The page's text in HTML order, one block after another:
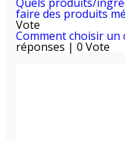
faire des produits
Vote
Comment choisir un
réponses | 0 Vote